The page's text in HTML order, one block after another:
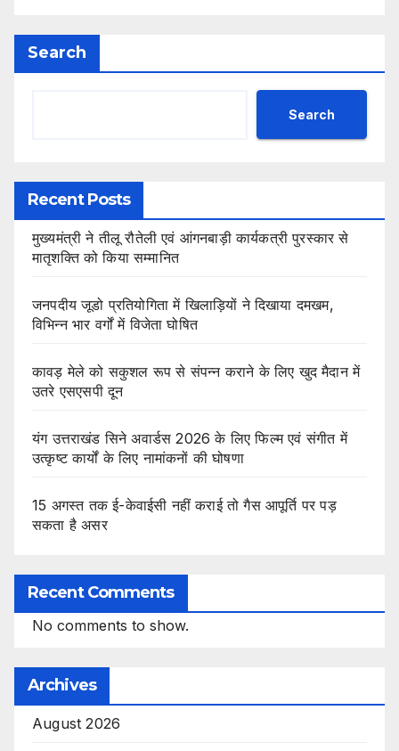
Search
Search
Recent Posts
मुख्यमंत्री ने तीलू रौतेली एवं आंगनबाड़ी कार्यकत्री पुरस्कार से
मातृशक्ति को किया सम्मानित
जनपदीय जूडो प्रतियोगिता में खिलाड़ियों ने दिखाया दमखम,
विभिन्न भार वर्गों में विजेता घोषित
कावड़ मेले को सकुशल रूप से संपन्न कराने के लिए खुद मैदान में
उतरे एसएसपी दून
यंग उत्तराखंड सिने अवार्डस 2026 के लिए फिल्म एवं संगीत में
उत्कृष्ट कार्यों के लिए नामांकनों की घोषणा
15 अगस्त तक ई-केवाईसी नहीं कराई तो गैस आपूर्ति पर पड़
सकता है असर
Recent Comments
No comments to show.
Archives
August 2026